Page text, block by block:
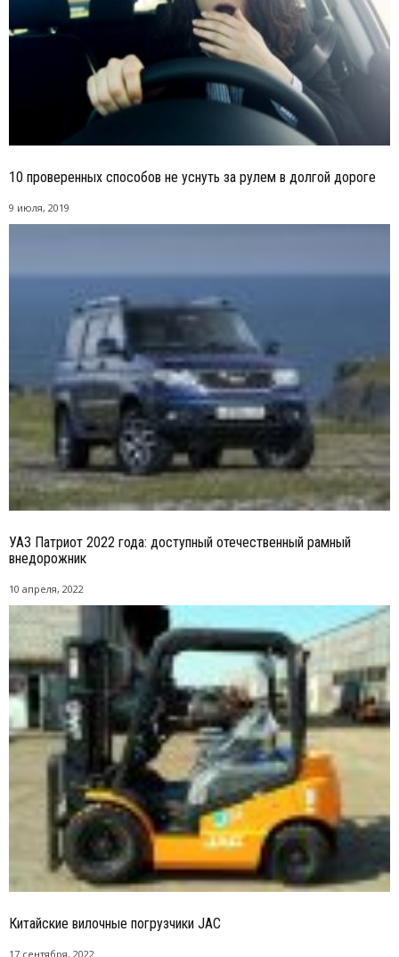
10 проверенных способов не уснуть за рулем в долгой дороге
9 июля, 2019
УАЗ Патриот 2022 года: доступный отечественный рамный
внедорожник
10 апреля, 2022
Китайские вилочные погрузчики JAC
17 сентября, 2022